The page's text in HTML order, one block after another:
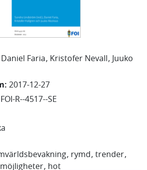
Daniel Faria Kristofer Nevall Juuko
: 2017-12-27
FOI-R--4517--SE
rymd trender
möjligheter hot